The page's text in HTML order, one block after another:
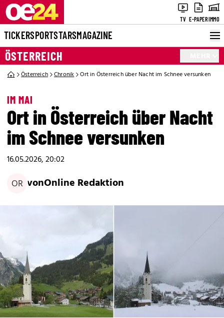
TV E-PAPERIMMO
TICKERSPORTSTARSMAGAZINE
ÖSTERREICH
Österreich Chronik Ort in Österreich über Nacht im Schnee versunken
IM MAI
Ort in Österreich über Nacht
im Schnee versunken
16.05.2026, 20:02
OR vonOnline Redaktion